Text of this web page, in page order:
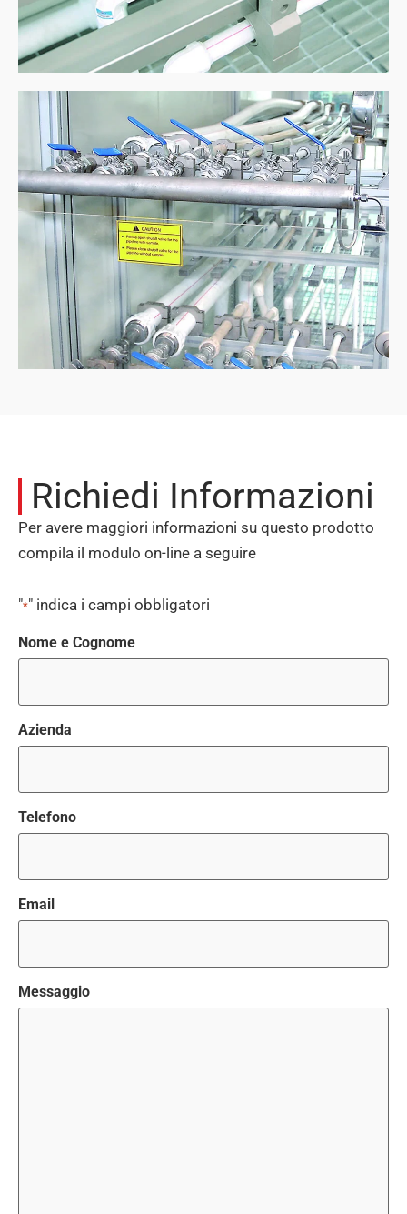
Richiedi Informazioni
Per avere maggiori informazioni su questo prodotto
compila il modulo on-line a seguire
"*" indica i campi obbligatori
Nome e Cognome
Azienda
Telefono
Email
Messaggio